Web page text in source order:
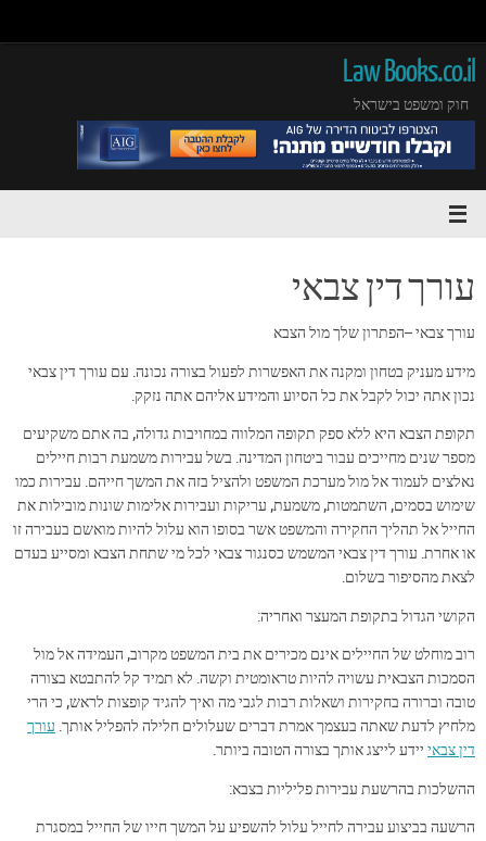
Law Books.co.il
חוק ומשפט בישראל
עורך דין צבאי
עורך צבאי –הפתרון שלך מול הצבא
מידע מעניק בטחון ומקנה את האפשרות לפעול בצורה נכונה. עם עורך דין צבאי
נכון אתה יכול לקבל את כל הסיוע והמידע אליהם אתה נזקק.
תקופת הצבא היא ללא ספק תקופה המלווה במחויבות גדולה, בה אתם משקיעים
מספר שנים מחייכים עבור ביטחון המדינה. בשל עבירות משמעת רבות חיילים
נאלצים לעמוד אל מול מערכת המשפט ולהציל בזה את המשך חייהם. עבירות כמו
שימוש בסמים, השתמטות, משמעת, עריקות ועבירות אלימות שונות מובילות את
החייל אל תהליך החקירה והמשפט אשר בסופו הוא עלול להיות מואשם בעבירה זו
או אחרת. עורך דין צבאי המשמש כסנגור צבאי לכל מי שתחת הצבא ומסייע בעדם
לצאת מהסיפור בשלום.
הקושי הגדול בתקופת המעצר ואחריה:
רוב מוחלט של החיילים אינם מכירים את בית המשפט מקרוב, העמידה אל מול
הסמכות הצבאית עשויה להיות טראומטית וקשה. לא תמיד קל להתבטא בצורה
טובה וברורה בחקירות ושאלות רבות לגבי מה ואיך להגיד קופצות לראש, כי הרי
מלחיץ לדעת שאתה בעצמך אמרת דברים שעלולים חלילה להפליל אותך. עורך
דין צבאי יידע לייצג אותך בצורה הטובה ביותר.
ההשלכות בהרשעת עבירות פליליות בצבא:
הרשעה בביצוע עבירה לחייל עלול להשפיע על המשך חייו של החייל במסגרת